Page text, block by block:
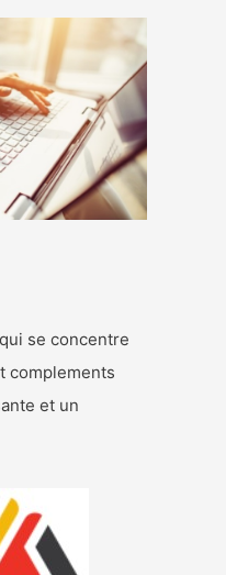
se concentre
complements
et un